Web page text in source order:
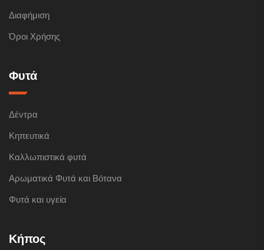
Διαφήμιση
Όροι Χρήσης
Φυτά
Δέντρα
Κηπευτικά
Καλλωπιστικά φυτά
Αρωματικά Φυτά και Βότανα
Φυτά και υγεία
Κήπος